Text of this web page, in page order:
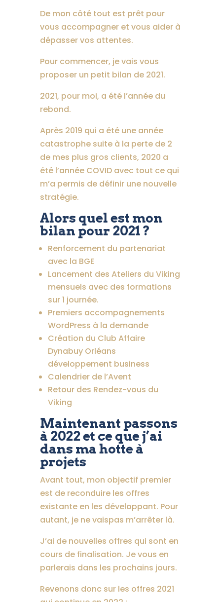
De mon côté tout est prêt pour
vous accompagner et vous aider à
dépasser vos attentes.
Pour commencer, je vais vous
proposer un petit bilan de 2021.
2021, pour moi, a été l’année du
rebond.
Après 2019 qui a été une année
catastrophe suite à la perte de 2
de mes plus gros clients, 2020 a
été l’année COVID avec tout ce qui
m’a permis de définir une nouvelle
stratégie.
Alors quel est mon
bilan pour 2021 ?
Renforcement du partenariat
avec la BGE
Lancement des Ateliers du Viking
mensuels avec des formations
sur 1 journée.
Premiers accompagnements
WordPress à la demande
Création du Club Affaire
Dynabuy Orléans
développement business
Calendrier de l’Avent
Retour des Rendez-vous du
Viking
Maintenant passons
à 2022 et ce que j’ai
dans ma hotte à
projets
Avant tout, mon objectif premier
est de reconduire les offres
existante en les développant. Pour
autant, je ne vaispas m’arrêter là.
J’ai de nouvelles offres qui sont en
cours de finalisation. Je vous en
parlerais dans les prochains jours.
Revenons donc sur les offres 2021